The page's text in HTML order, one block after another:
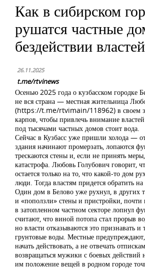
Как в сибирском
рушатся частные
бездействии властей
26.11.2025
t.me/rtvinews
Осенью 2025 года о кузбасском городке
не вся страна — местная жительница
(https://t.me/rtvimain/118962) в своем
карпов, чтобы привлечь внимание
под тысячами частных домов стоит вода.
Сейчас в Кузбасс уже пришли холода —
здания начинают промерзать, лопаются
трескаются стены и, если не принять
катастрофа. Любовь Голубович говорит,
остается только на то, что какой-то дом
люди. Тогда властям придется обратить
Один дом в Белово уже рухнул, в других
и «поползли» стены и пристройки,
в затопленном частном секторе лопнул
считают, что виной потопа стал прорыв
но власти отказываются это признавать и
грунтовые воды. Местные
начать действовать, а не отвечать
возвращаться мужики с боевых действий
им положение вещей в родном городе